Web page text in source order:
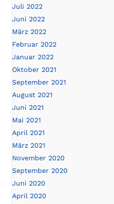
Juli 2022
Juni 2022
März 2022
Februar 2022
Januar 2022
Oktober 2021
September 2021
August 2021
Juni 2021
Mai 2021
April 2021
März 2021
November 2020
September 2020
Juni 2020
April 2020